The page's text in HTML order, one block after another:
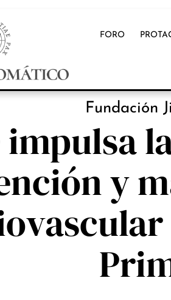
FORO
Fundación
impulsa
y